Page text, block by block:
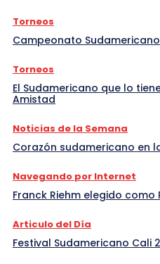
Torneos
Campeonato
Torneos
El Sudamericano que lo
Amistad
Noticias de la Semana
Corazón sudamericano en
Navegando por Internet
Franck Riehm elegido como
Articulo del Día
Festival Sudamericano Cali